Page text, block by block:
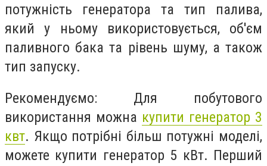
потужність генератора та тип палива,
який у ньому використовується, об'єм
паливного бака та рівень шуму, а також
тип запуску.
Рекомендуємо: Для побутового
використання можна купити генератор 3
квт. Якщо потрібні більш потужні моделі,
можете купити генератор 5 кВт. Перший